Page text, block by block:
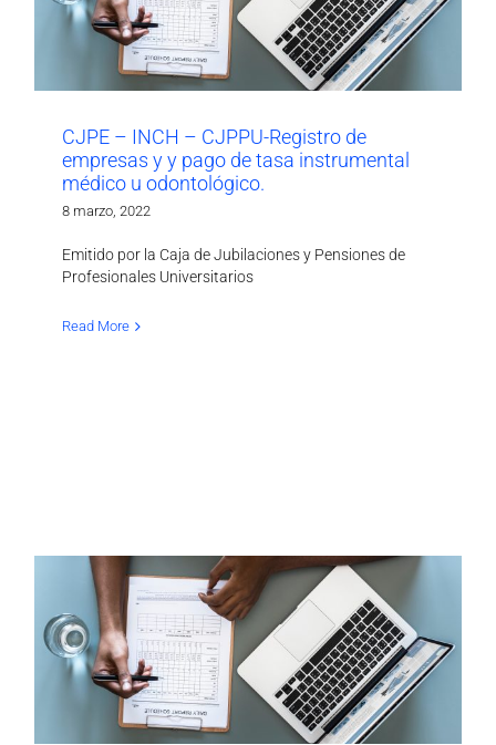
CJPE – INCH – CJPPU-Registro de
empresas y y pago de tasa instrumental
médico u odontológico.
8 marzo, 2022
Emitido por la Caja de Jubilaciones y Pensiones de
Profesionales Universitarios
Read More